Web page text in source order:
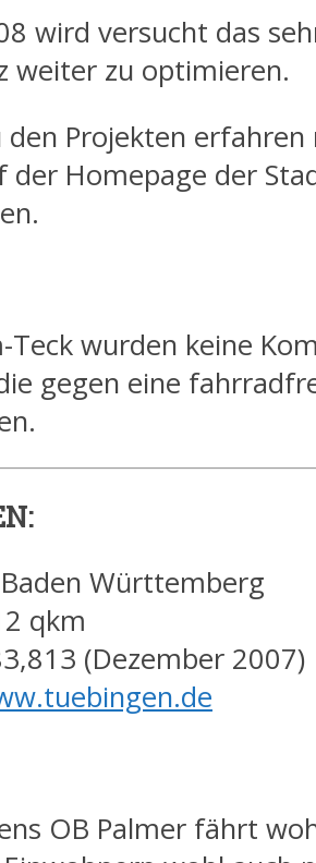
wird versucht das
weiter zu optimieren.
den Projekten
der Homepage der
Teck wurden keine
gegen eine
Württemberg
qkm
(Dezember 2007)
OB Palmer fährt